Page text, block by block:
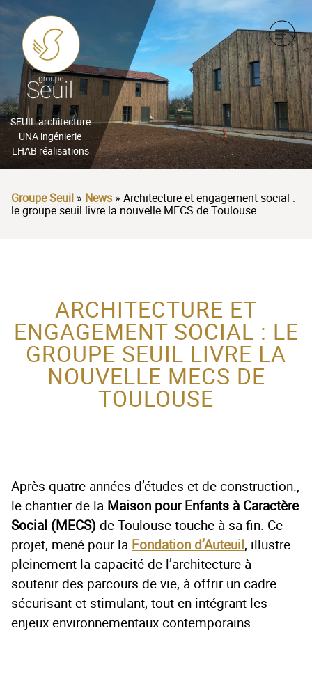
SEUIL architecture
UNA ingénierie
LHAB réalisations
INDUSTRIEL
CHEF D’ENTREPRISE
BAILLEUR SOCIAL &
ARCHITECTE, BUREAU
AMÉNAGEUR
ACTEUR DE LA
PROTECTION DE
L’ENFANCE
CHEF D’ENTREPRISE
BAILLEUR SOCIAL &
PROMOTEUR
ARCHITECTE, BUREAU
D’ÉTUDES, AMO
ORGANISME PUBLIC &
L’ENFANCE
Groupe Seuil » News » Architecture et engagement social :
le groupe seuil livre la nouvelle MECS de Toulouse
ARCHITECTURE ET
ENGAGEMENT SOCIAL : LE
GROUPE SEUIL LIVRE LA
NOUVELLE MECS DE
TOULOUSE
Après quatre années d’études et de construction.,
le chantier de la Maison pour Enfants à Caractère
Social (MECS) de Toulouse touche à sa fin. Ce
projet, mené pour la Fondation d’Auteuil, illustre
pleinement la capacité de l’architecture à
soutenir des parcours de vie, à offrir un cadre
sécurisant et stimulant, tout en intégrant les
enjeux environnementaux contemporains.